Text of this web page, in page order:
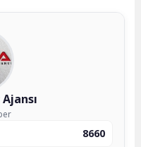
8660